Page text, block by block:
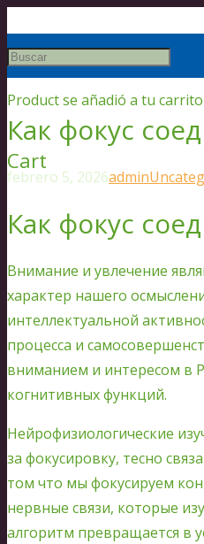
Productse añadió a tu carrito
Cart
Как фокус
febrero 5, 2026admin
Как фокус
Внимание и увлечение
характер нашего
интеллектуальной
процесса и
вниманием и интересом в
когнитивных функций.
Нейрофизиологические
за фокусировку, тесно
том что мы фокусируем
нервные связи, которые
алгоритм превращается в